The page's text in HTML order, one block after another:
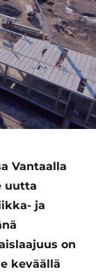
Vantaalla
uutta
ja
on
keväällä